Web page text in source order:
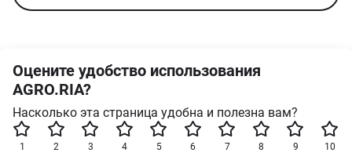
Оцените удобство использования
AGRO.RIA?
Насколько эта страница удобна и полезна вам?
10
9
8
7
6
5
4
3
2
1